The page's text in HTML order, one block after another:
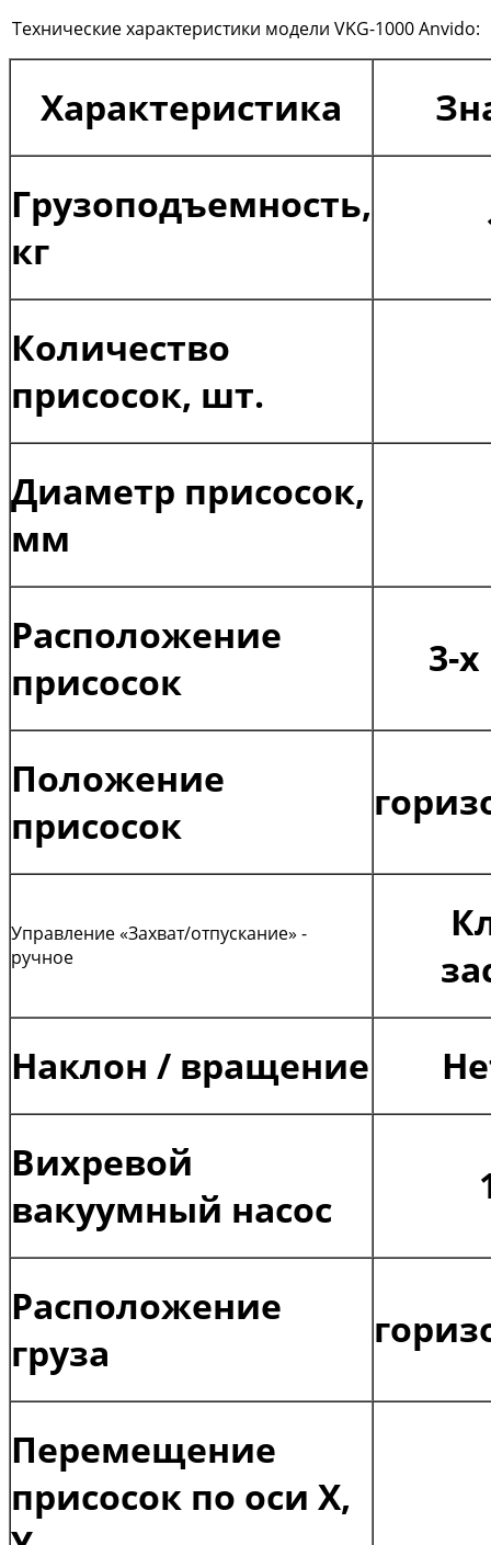
Технические характеристики модели VKG-1000 Anvido:
Характеристика
Грузоподъемность,
кг
Количество
присосок, шт.
Диаметр присосок,
мм
Расположение
присосок
3-
Положение
присосок
Управление «Захват/отпускание» -
ручное
Наклон / вращение
Вихревой
вакуумный насос
Расположение
груза
Перемещение
присосок по оси Х,